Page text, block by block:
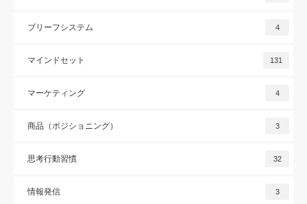
ブリーフシステム 4
マインドセット 131
マーケティング 4
商品（ポジショニング） 3
思考行動習慣 32
情報発信 3